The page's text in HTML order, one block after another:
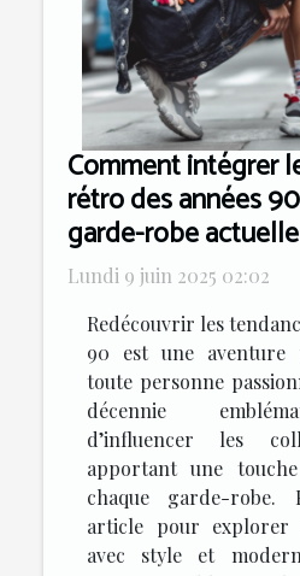
Comment intégrer
rétro des années
garde-robe actuelle
Lundi 9 juin 2025 02:02
Redécouvrir les
90 est une aventure
toute personne
décennie
d’influencer les
apportant une
chaque garde-robe.
article pour explorer
avec style et